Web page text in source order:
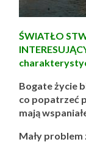
ŚWIATŁO
Bogate życie
co popatrzeć
mają
Mały problem